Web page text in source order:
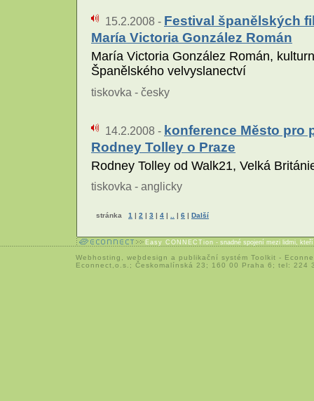
15.2.2008 - Festival španělských
María Victoria González Román
María Victoria González Román,
Španělského velvyslanectví
tiskovka - česky
14.2.2008 - konference Město pro
Rodney Tolley o Praze
Rodney Tolley od Walk21, Velká
tiskovka - anglicky
stránka 1 | 2 | 3 | 4 | | 6 | Další
Easy CONNECTion - snadné spojení mezi lidmi,
Webhosting webdesign a publikační systém Toolkit -
Econnect,o.s.; Českomalínská 23; 160 00 Praha 6; tel: 224